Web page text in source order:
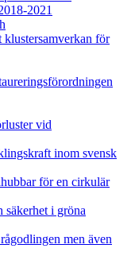
2021
för
vid
inom svensk
för en cirkulär
säkerhet i gröna
men även